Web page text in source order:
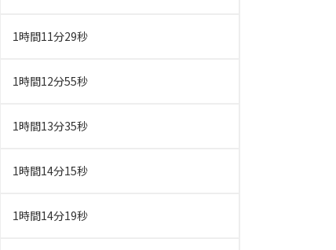
1時間11分29秒
1時間12分55秒
1時間13分35秒
1時間14分15秒
1時間14分19秒